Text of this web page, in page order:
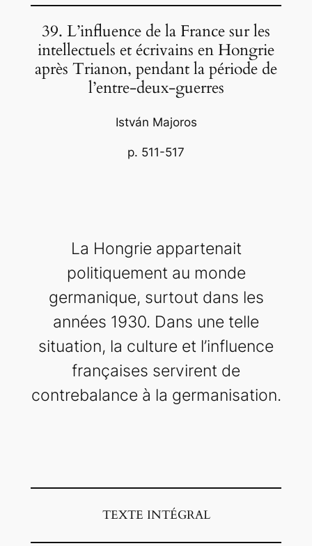
39. L’influence de la France sur les
intellectuels et écrivains en Hongrie
après Trianon, pendant la période de
l’entre-deux-guerres
István Majoros
p. 511-517
La Hongrie appartenait
politiquement au monde
germanique, surtout dans les
années 1930. Dans une telle
situation, la culture et l’influence
françaises servirent de
contrebalance à la germanisation.
TEXTE INTÉGRAL